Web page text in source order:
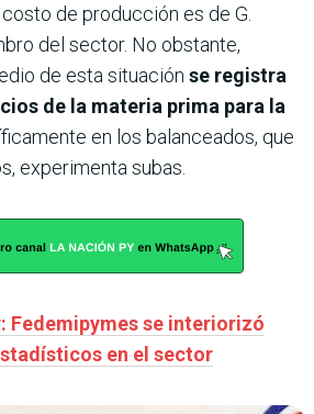
de producción es de G.
del sector. No obstante,
de esta situación se registra
de la materia prima para la
en los balanceados, que
experimenta subas.
Fedemipymes se interiorizó
en el sector